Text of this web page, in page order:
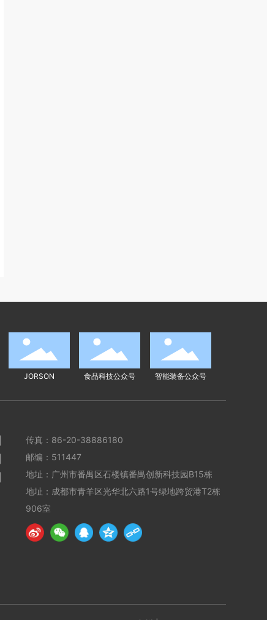
JORSON 食品科技公众号 智能装备公众号
传真： 86-20-38886180
邮编：511447
地址：广州市番禺区石楼镇番禺创新科技园B15栋
地址：成都市青羊区光华北六路1号绿地跨贸港T2栋
906室